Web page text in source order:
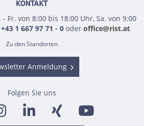
KONTAKT
Fr. von 8:00 bis 18:00 Uhr, Sa. von 9:00
+43 1 667 97 71 - 0oder office@rist.at
Zu den Standorten
Anmeldung
Folgen Sie uns